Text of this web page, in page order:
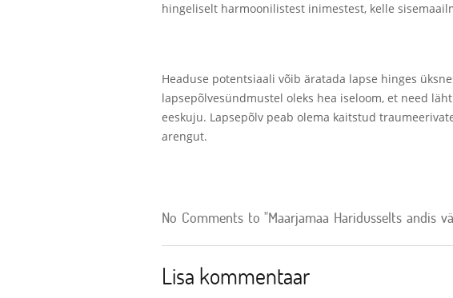
hingeliselt harmoonilistest inimestest, kelle
Headuse potentsiaali võib äratada lapse hinges
lapsepõlvesündmustel oleks hea iseloom, et need
eeskuju. Lapsepõlv peab olema kaitstud
arengut.
No Comments to "Maarjamaa Haridusselts andis
Lisa kommentaar